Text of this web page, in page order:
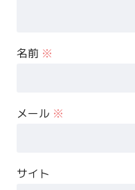
名前 ※
メール ※
サイト